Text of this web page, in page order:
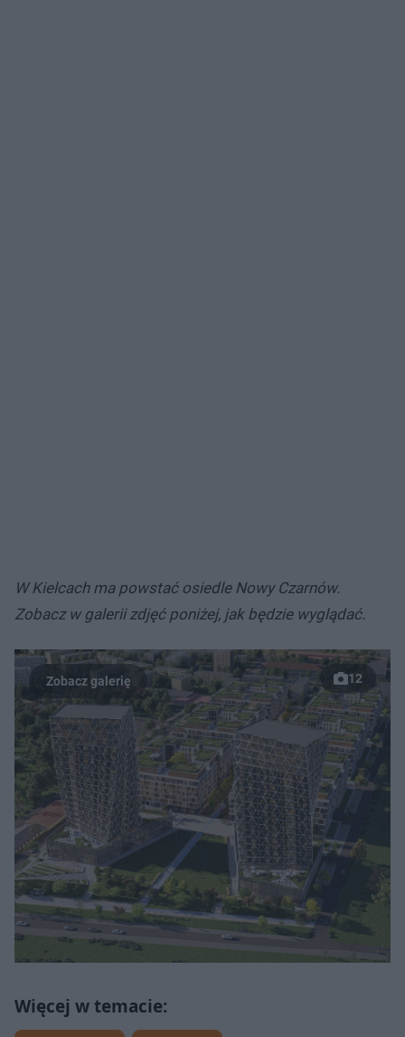
W Kielcach ma powstać osiedle Nowy Czarnów.
Zobacz w galerii zdjęć poniżej, jak będzie wyglądać.
12